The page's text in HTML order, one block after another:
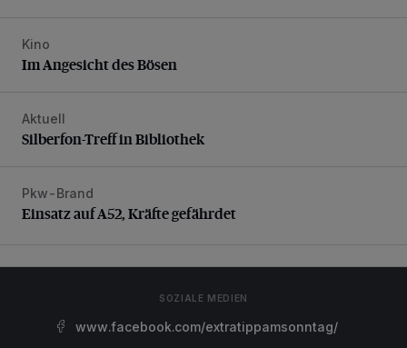
Im Angesicht des Bösen
Kino
Im Angesicht des Bösen
Silberfon-Treff in Bibliothek
Aktuell
Silberfon-Treff in Bibliothek
Einsatz auf A52, Kräfte gefährdet
Pkw-Brand
Einsatz auf A52, Kräfte gefährdet
SOZIALE MEDIEN
www.facebook.com/extratippamsonntag/